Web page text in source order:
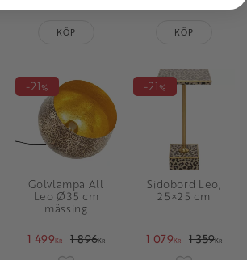
favoriter Lägg till i favoriter
KÖP
Lägg till i
KÖP
Golvlampa All
Leo Ø35 cm
mässing
1 499KR 1 896KR
21%
Sidobord Leo,
25×25 cm
1 079KR 1 359KR
21%